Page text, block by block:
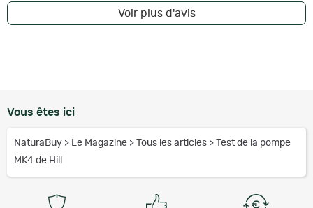
Voir plus d'avis
Vous êtes ici
NaturaBuy > Le Magazine > Tous les articles >
Test de la pompe
MK4 de Hill